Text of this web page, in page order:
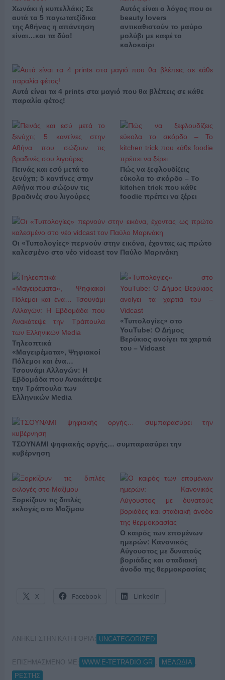
Χωνάκι ή κυπελλάκι; Σε
αυτά τα 5 παγωτατζίδικα
της Αθήνας η απάντηση
είναι…και τα δύο!
Αυτός είναι ο λόγος που οι
beauty lovers
αντικαθιστούν το μαύρο
μολύβι με καφέ το
καλοκαίρι
Αυτά είναι τα 4 prints στα μαγιό που θα βλέπεις σε κάθε
παραλία φέτος!
Πεινάς και εσύ μετά το
ξενύχτι; 5 καντίνες στην
Αθήνα που σώζουν τις
βραδινές σου λιγούρες
Πώς να ξεφλουδίζεις
εύκολα το σκόρδο – Το
kitchen trick που κάθε
foodie πρέπει να ξέρει
Οι «Τυπολογίες» περνούν στην εικόνα, έχοντας ως πρώτο
καλεσμένο στο νέο vidcast τον Παύλο Μαρινάκη
Τηλεοπτικά
«Μαγειρέματα», Ψηφιακοί
Πόλεμοι και ένα…
Τσουνάμι Αλλαγών: Η
Εβδομάδα που Ανακάτεψε
την Τράπουλα των
Ελληνικών Media
«Τυπολογίες» στο
YouTube: Ο Δήμος
Βερύκιος ανοίγει τα χαρτιά
του – Vidcast
ΤΣΟΥΝΑΜΙ ψηφιακής οργής… συμπαρασύρει την
κυβέρνηση
Ξορκίζουν τις διπλές
εκλογές στο Μαξίμου
Ο καιρός των επομένων
ημερών: Κανονικός
Αύγουστος με δυνατούς
βοριάδες και σταδιακή
άνοδο της θερμοκρασίας
X Facebook LinkedIn
ΑΝΗΚΕΙ ΣΤΗΝ ΚΑΤΗΓΟΡΙΑ: UNCATEGORIZED
ΕΠΙΣΗΜΑΣΜΕΝΟ ΜΕ: WWW.E-TETRADIO.GR ΜΕΛΩΔΙΑ
ΡΕΣΤΗΣ